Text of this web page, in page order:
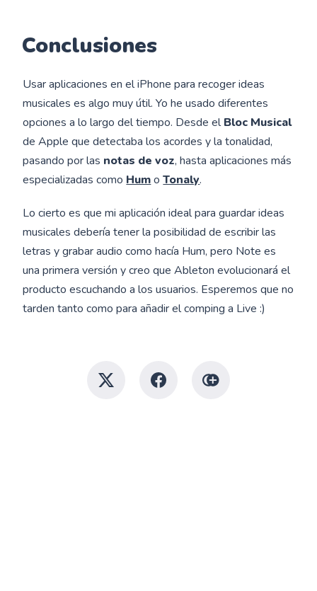
Conclusiones
Usar aplicaciones en el iPhone para recoger ideas
musicales es algo muy útil. Yo he usado diferentes
opciones a lo largo del tiempo. Desde elBloc Musical
de Apple que detectaba los acordes y la tonalidad,
pasando por las notas de voz, hasta aplicaciones más
especializadas comoHumoTonaly.
Lo cierto es que mi aplicación ideal para guardar ideas
musicales debería tener la posibilidad de escribir las
letras y grabar audio como hacía Hum, pero Note es
una primera versión y creo que Ableton evolucionará el
producto escuchando a los usuarios. Esperemos que no
tarden tanto como para añadir el comping a Live :)